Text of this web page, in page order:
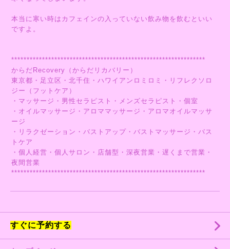
本当に寒い時はカフェインの入っていない飲み物を飲むといい
ですよ。
***************************************************************
からだRecovery（からだリカバリー）
東京都・足立区・北千住・ハワイアンロミロミ・リフレクソロ
ジー（フットケア）
・マッサージ・男性セラピスト・メンズセラピスト・個室
・オイルマッサージ・アロママッサージ・アロマオイルマッサ
ージ
・リラクゼーション・バストアップ・バストマッサージ・バス
トケア
・個人経営・個人サロン・店舗型・深夜営業・遅くまで営業・
夜間営業
***************************************************************
すぐに予約する